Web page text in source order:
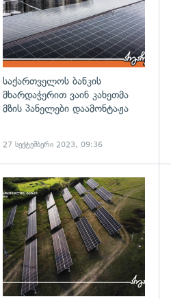
საქართველოს ბანკის
მხარდაჭერით ვაინ კახეთმა
მზის პანელები დაამონტაჟა
27 სექტემბერი 2023, 09:36
გადახედვა